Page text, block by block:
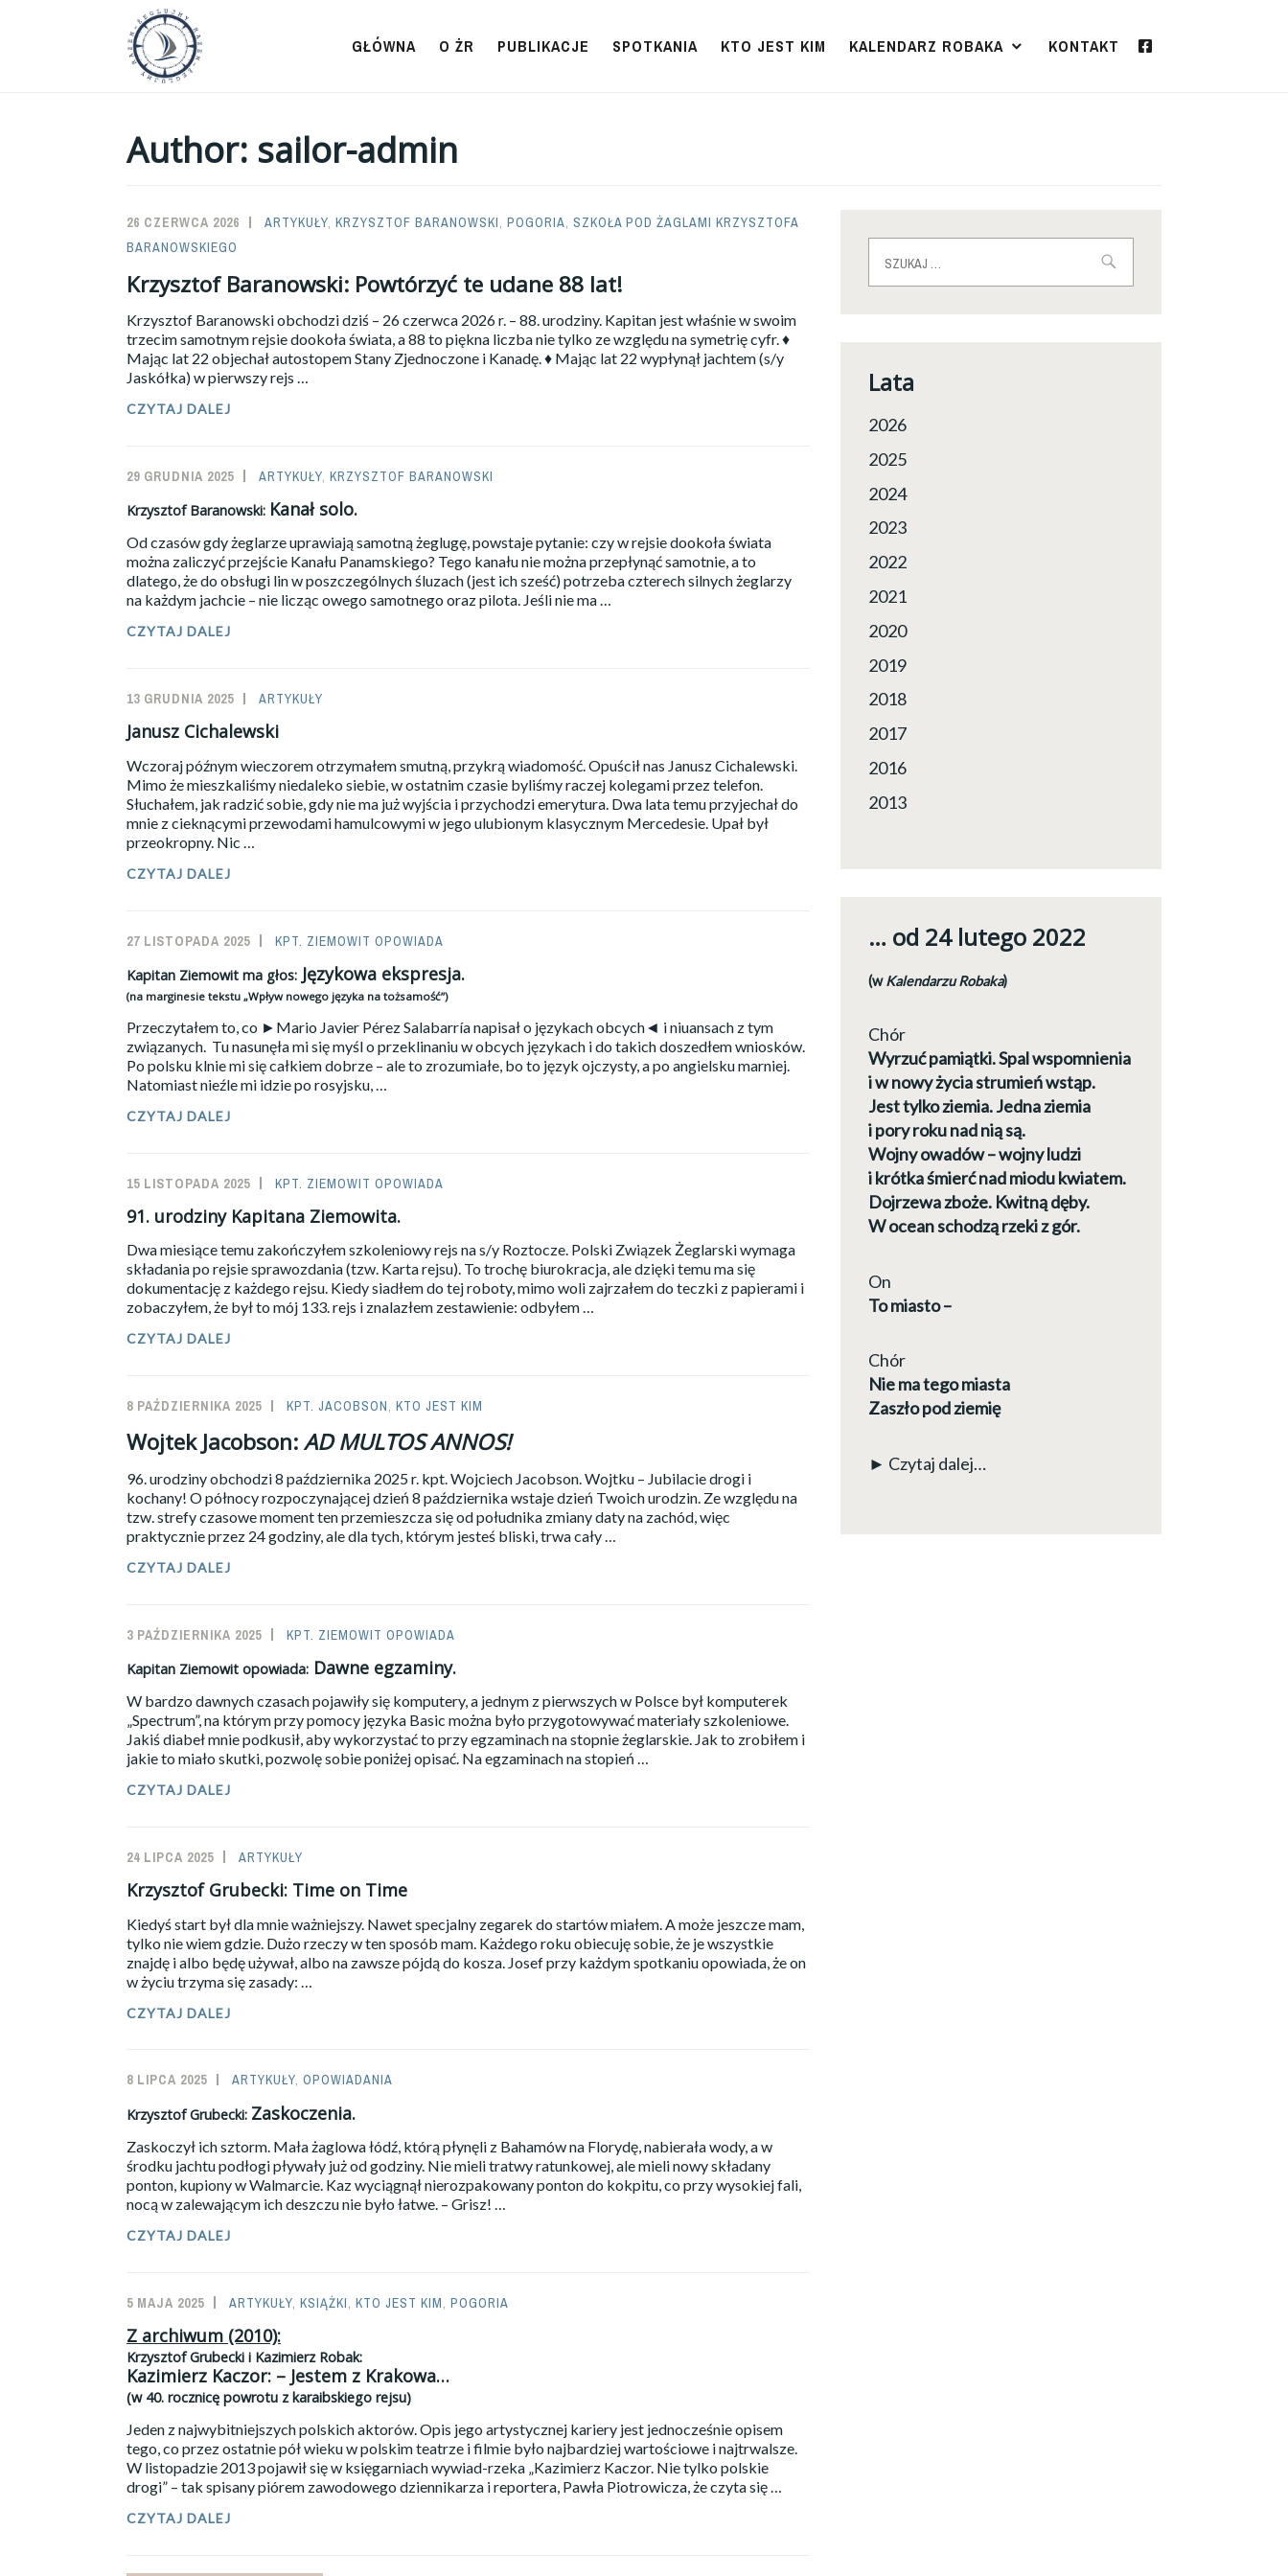
GŁÓWNA O ŻR PUBLIKACJE SPOTKANIA KTO JEST KIM KALENDARZ ROBAKA KONTAKT
Author: sailor-admin
26 CZERWCA 2026
SAILOR-
ARTYKUŁY, KRZYSZTOF BARANOWSKI, POGORIA, SZKOŁA POD ŻAGLAMI KRZYSZTOFA
BARANOWSKIEGO
Krzysztof Baranowski: Powtórzyć te udane 88 lat!
Krzysztof Baranowski obchodzi dziś – 26 czerwca 2026 r. – 88. urodziny. Kapitan jest właśnie w swoim
trzecim samotnym rejsie dookoła świata, a 88 to piękna liczba nie tylko ze względu na symetrię cyfr. ♦
Mając lat 22 objechał autostopem Stany Zjednoczone i Kanadę. ♦ Mając lat 22 wypłynął jachtem (s/y
Jaskółka) w pierwszy rejs …
CZYTAJ DALEJ
TE
88
LAT!
29 GRUDNIA 2025
SAILOR-
ADMIN
ARTYKUŁY, KRZYSZTOF BARANOWSKI
Krzysztof Baranowski: Kanał solo.
Od czasów gdy żeglarze uprawiają samotną żeglugę, powstaje pytanie: czy w rejsie dookoła świata
można zaliczyć przejście Kanału Panamskiego? Tego kanału nie można przepłynąć samotnie, a to
dlatego, że do obsługi lin w poszczególnych śluzach (jest ich sześć) potrzeba czterech silnych żeglarzy
na każdym jachcie – nie licząc owego samotnego oraz pilota. Jeśli nie ma …
CZYTAJ DALEJ
13 GRUDNIA 2025
SAILOR-
ADMIN
ARTYKUŁY
Janusz Cichalewski
Wczoraj późnym wieczorem otrzymałem smutną, przykrą wiadomość. Opuścił nas Janusz Cichalewski.
Mimo że mieszkaliśmy niedaleko siebie, w ostatnim czasie byliśmy raczej kolegami przez telefon.
Słuchałem, jak radzić sobie, gdy nie ma już wyjścia i przychodzi emerytura. Dwa lata temu przyjechał do
mnie z cieknącymi przewodami hamulcowymi w jego ulubionym klasycznym Mercedesie. Upał był
przeokropny. Nic …
CZYTAJ DALEJ
27 LISTOPADA 2025
SAILOR-
ADMIN
KPT. ZIEMOWIT OPOWIADA
Kapitan Ziemowit ma głos: Językowa ekspresja.
(na marginesie tekstu „Wpływ nowego języka na tożsamość”)
Przeczytałem to, co ►Mario Javier Pérez Salabarría napisał o językach obcych◄ i niuansach z tym
związanych. Tu nasunęła mi się myśl o przeklinaniu w obcych językach i do takich doszedłem wniosków.
Po polsku klnie mi się całkiem dobrze – ale to zrozumiałe, bo to język ojczysty, a po angielsku marniej.
Natomiast nieźle mi idzie po rosyjsku, …
CZYTAJ DALEJ
JĘZYKOWA
(NA
TEKSTU
„WPŁYW
NOWEGO
JĘZYKA
15 LISTOPADA 2025
SAILOR-
ADMIN
KPT. ZIEMOWIT OPOWIADA
91. urodziny Kapitana Ziemowita.
Dwa miesiące temu zakończyłem szkoleniowy rejs na s/y Roztocze. Polski Związek Żeglarski wymaga
składania po rejsie sprawozdania (tzw. Karta rejsu). To trochę biurokracja, ale dzięki temu ma się
dokumentację z każdego rejsu. Kiedy siadłem do tej roboty, mimo woli zajrzałem do teczki z papierami i
zobaczyłem, że był to mój 133. rejs i znalazłem zestawienie: odbyłem …
CZYTAJ DALEJ
8 PAŹDZIERNIKA 2025
SAILOR-
ADMIN
KPT. JACOBSON, KTO JEST KIM
Wojtek Jacobson:AD MULTOS ANNOS!
96. urodziny obchodzi 8 października 2025 r. kpt. Wojciech Jacobson. Wojtku – Jubilacie drogi i
kochany! O północy rozpoczynającej dzień 8 października wstaje dzień Twoich urodzin. Ze względu na
tzw. strefy czasowe moment ten przemieszcza się od południka zmiany daty na zachód, więc
praktycznie przez 24 godziny, ale dla tych, którym jesteś bliski, trwa cały …
CZYTAJ DALEJ
MULTOS
3 PAŹDZIERNIKA 2025
SAILOR-
ADMIN
KPT. ZIEMOWIT OPOWIADA
Kapitan Ziemowit opowiada: Dawne egzaminy.
W bardzo dawnych czasach pojawiły się komputery, a jednym z pierwszych w Polsce był komputerek
„Spectrum”, na którym przy pomocy języka Basic można było przygotowywać materiały szkoleniowe.
Jakiś diabeł mnie podkusił, aby wykorzystać to przy egzaminach na stopnie żeglarskie. Jak to zrobiłem i
jakie to miało skutki, pozwolę sobie poniżej opisać. Na egzaminach na stopień …
CZYTAJ DALEJ
EGZAMINY.
24 LIPCA 2025
SAILOR-
ADMIN
ARTYKUŁY
Krzysztof Grubecki: Time on Time
Kiedyś start był dla mnie ważniejszy. Nawet specjalny zegarek do startów miałem. A może jeszcze mam,
tylko nie wiem gdzie. Dużo rzeczy w ten sposób mam. Każdego roku obiecuję sobie, że je wszystkie
znajdę i albo będę używał, albo na zawsze pójdą do kosza. Josef przy każdym spotkaniu opowiada, że on
w życiu trzyma się zasady: …
CZYTAJ DALEJ
TIME
8 LIPCA 2025
SAILOR-
ADMIN
ARTYKUŁY, OPOWIADANIA
Krzysztof Grubecki: Zaskoczenia.
Zaskoczył ich sztorm. Mała żaglowa łódź, którą płynęli z Bahamów na Florydę, nabierała wody, a w
środku jachtu podłogi pływały już od godziny. Nie mieli tratwy ratunkowej, ale mieli nowy składany
ponton, kupiony w Walmarcie. Kaz wyciągnął nierozpakowany ponton do kokpitu, co przy wysokiej fali,
nocą w zalewającym ich deszczu nie było łatwe. – Grisz! …
CZYTAJ DALEJ
5 MAJA 2025
SAILOR-
ADMIN
ARTYKUŁY, KSIĄŻKI, KTO JEST KIM, POGORIA
Z archiwum (2010):
Krzysztof Grubecki i Kazimierz Robak:
Kazimierz Kaczor: – Jestem z Krakowa…
(w 40. rocznicę powrotu z karaibskiego rejsu)
Jeden z najwybitniejszych polskich aktorów. Opis jego artystycznej kariery jest jednocześnie opisem
tego, co przez ostatnie pół wieku w polskim teatrze i filmie było najbardziej wartościowe i najtrwalsze.
W listopadzie 2013 pojawił się w księgarniach wywiad-rzeka „Kazimierz Kaczor. Nie tylko polskie
drogi” – tak spisany piórem zawodowego dziennikarza i reportera, Pawła Piotrowicza, że czyta się …
CZYTAJ DALEJ
Lata
2026
2025
2024
2023
2022
2021
2020
2019
2018
2017
2016
2013
… od 24 lutego 2022
(wKalendarzu Robaka)
Chór
Wyrzuć pamiątki. Spal wspomnienia
i w nowy życia strumień wstąp.
Jest tylko ziemia. Jedna ziemia
i pory roku nad nią są.
Wojny owadów – wojny ludzi
i krótka śmierć nad miodu kwiatem.
Dojrzewa zboże. Kwitną dęby.
W ocean schodzą rzeki z gór.
On
To miasto –
Chór
Nie ma tego miasta
Zaszło pod ziemię
► Czytaj dalej…